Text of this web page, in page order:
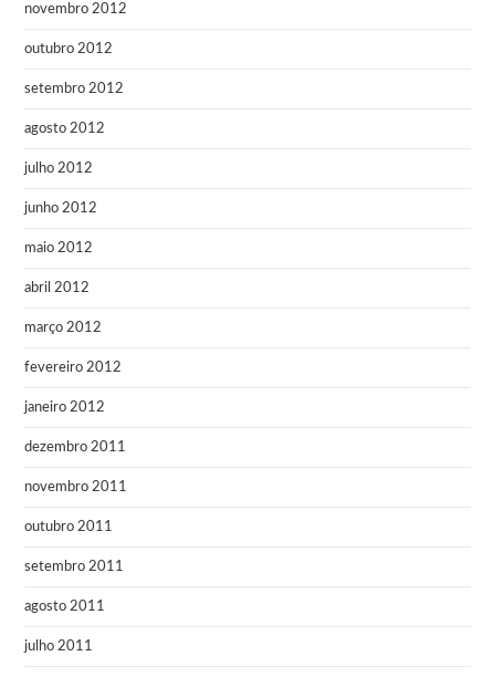
novembro 2012
outubro 2012
setembro 2012
agosto 2012
julho 2012
junho 2012
maio 2012
abril 2012
março 2012
fevereiro 2012
janeiro 2012
dezembro 2011
novembro 2011
outubro 2011
setembro 2011
agosto 2011
julho 2011